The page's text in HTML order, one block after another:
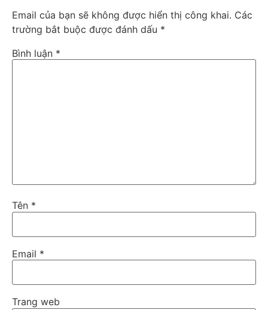
Email của bạn sẽ không được hiển thị công khai. Các
trường bắt buộc được đánh dấu *
Bình luận *
Tên *
Email *
Trang web